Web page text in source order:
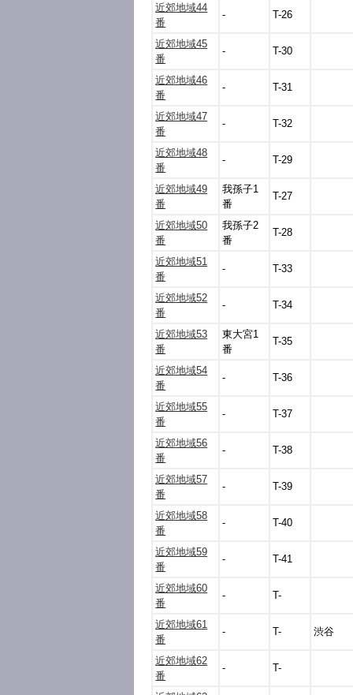
近郊地域44
番
- T-26
近郊地域45
番
- T-30
近郊地域46
番
- T-31
近郊地域47
番
- T-32
近郊地域48
番
- T-29
近郊地域49
番
我孫子1
番
T-27
近郊地域50
番
我孫子2
番
T-28
近郊地域51
番
- T-33
近郊地域52
番
- T-34
近郊地域53
番
東大宮1
番
T-35
近郊地域54
番
- T-36
近郊地域55
番
- T-37
近郊地域56
番
- T-38
近郊地域57
番
- T-39
近郊地域58
番
- T-40
近郊地域59
番
- T-41
近郊地域60
番
- T-
近郊地域61
番
- T- 渋谷
近郊地域62
番
- T-